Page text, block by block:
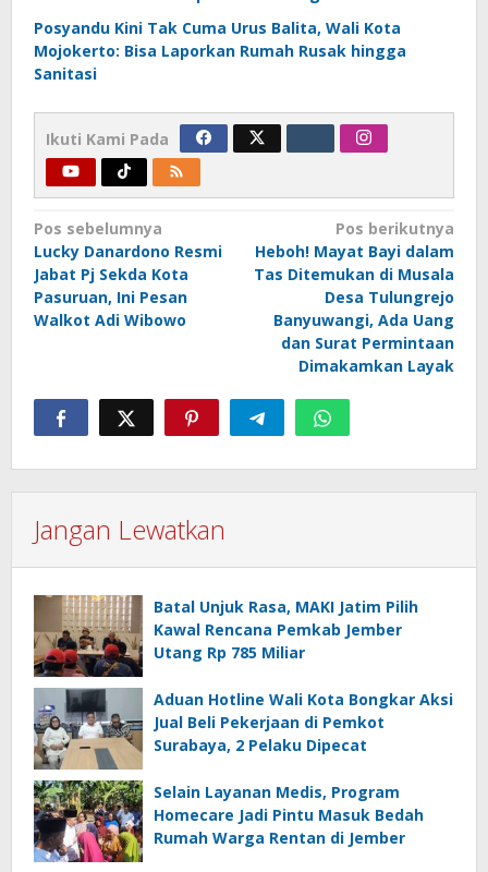
Posyandu Kini Tak Cuma Urus Balita, Wali Kota
Mojokerto: Bisa Laporkan Rumah Rusak hingga
Sanitasi
Ikuti Kami Pada
Navigasi
pos
Pos sebelumnya
Lucky Danardono Resmi
Jabat Pj Sekda Kota
Pasuruan, Ini Pesan
Walkot Adi Wibowo
Pos berikutnya
Heboh! Mayat Bayi dalam
Tas Ditemukan di Musala
Desa Tulungrejo
Banyuwangi, Ada Uang
dan Surat Permintaan
Dimakamkan Layak
Jangan Lewatkan
Batal Unjuk Rasa, MAKI Jatim Pilih
Kawal Rencana Pemkab Jember
Utang Rp 785 Miliar
Aduan Hotline Wali Kota Bongkar Aksi
Jual Beli Pekerjaan di Pemkot
Surabaya, 2 Pelaku Dipecat
Selain Layanan Medis, Program
Homecare Jadi Pintu Masuk Bedah
Rumah Warga Rentan di Jember